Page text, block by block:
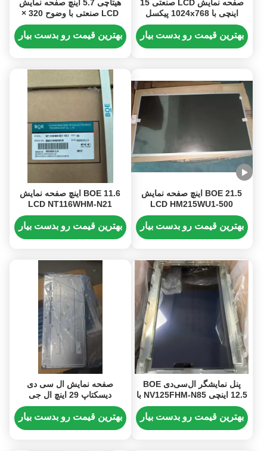
صفحه نمایش LCD صنعتی 15
اینچی با 1024x768 پیکسل
وضوح 450cd / m2 روشنایی و
رابط 20PIN IPS
بهترین قیمت رو بدست بیار
هیتاچی 5.7 اینچ صفحه نمایش
LCD صنعتی با وضوح 320 ×
240 و روشنایی 65CD / M2
بهترین قیمت رو بدست بیار
BOE 21.5 اینچ صفحه نمایش
LCD HM215WU1-500
1920x1080 FHD 30 پین
LVDS ماژول TFT-LCD برای
بهترین قیمت رو بدست بیار
BOE 11.6 اینچ صفحه نمایش
LCD NT116WHM-N21
1366x768 پیکسل 30PIN IPS
ماژول صنعتی TFT-LCD
بهترین قیمت رو بدست بیار
پنل نمایشگر ال‌سی‌دی BOE
12.5 اینچی NV125FHM-N85 با
رزولوشن 1920x1080 پیکسل
FHD و رابط IPS 30 پین
بهترین قیمت رو بدست بیار
صفحه نمایش ال سی دی
دیسکتاپ 29 اینچ ال جی
2560x1080 پیکسل FHD
300CD/M2 ماژول ال سی دی
بهترین قیمت رو بدست بیار